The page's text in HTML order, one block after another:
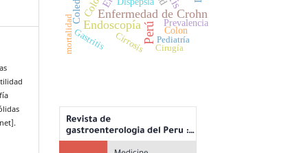
Perú
Endoscopía
Enfermedad de Crohn
Prevalencia
Cirrosis Colon
Gastritis Pediatría
mortalidad Cirugía